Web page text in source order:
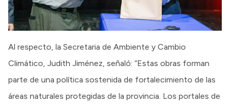
Al respecto, la Secretaria de Ambiente y Cambio
Climático, Judith Jiménez, señaló: “Estas obras forman
parte de una política sostenida de fortalecimiento de las
áreas naturales protegidas de la provincia. Los portales de